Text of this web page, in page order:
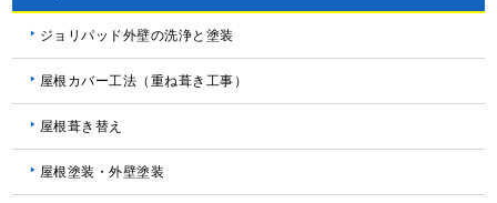
ジョリパッド外壁の洗浄と塗装
屋根カバー工法（重ね葺き工事）
屋根葺き替え
屋根塗装・外壁塗装